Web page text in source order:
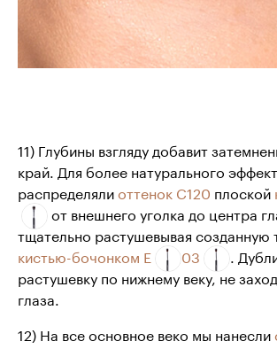
11) Глубины взгляду добавит
край. Для более натурального
распределялиоттенок С120 плоской
от внешнего уголка до центра
тщательно растушевывая созданную
кистью-бочонком Е
03
.
растушевку по нижнему веку, не
глаза.
12) На все основное веко мы нанесли